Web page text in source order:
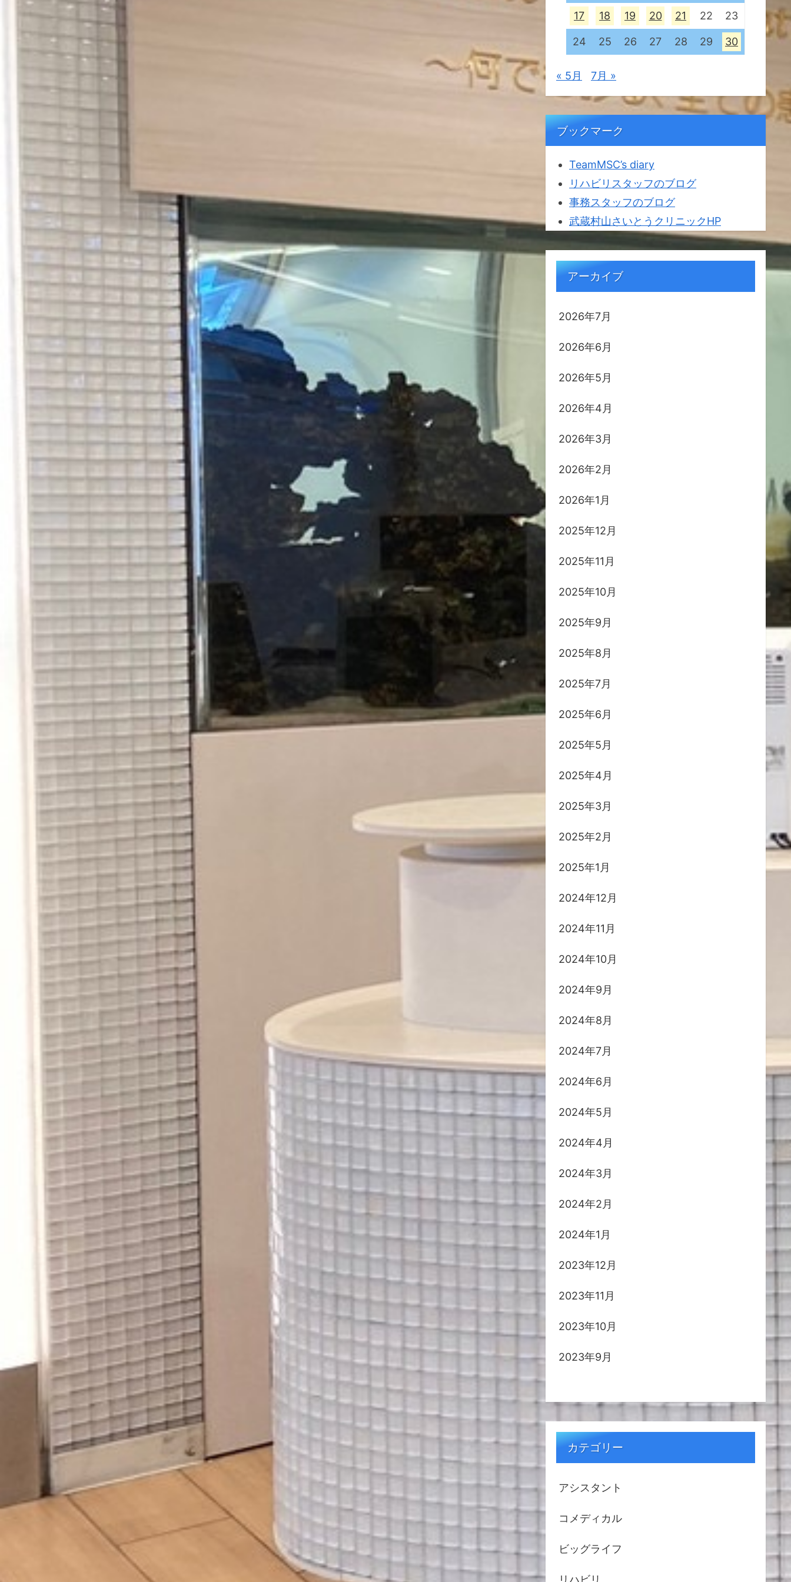
17 18 19 20 21 22 23
24 25 26 27 28 29 30
« 5月 7月 »
ブックマーク
TeamMSC’s diary
リハビリスタッフのブログ
事務スタッフのブログ
武蔵村山さいとうクリニックHP
アーカイブ
2026年7月
2026年6月
2026年5月
2026年4月
2026年3月
2026年2月
2026年1月
2025年12月
2025年11月
2025年10月
2025年9月
2025年8月
2025年7月
2025年6月
2025年5月
2025年4月
2025年3月
2025年2月
2025年1月
2024年12月
2024年11月
2024年10月
2024年9月
2024年8月
2024年7月
2024年6月
2024年5月
2024年4月
2024年3月
2024年2月
2024年1月
2023年12月
2023年11月
2023年10月
2023年9月
カテゴリー
アシスタント
コメディカル
ビッグライフ
リハビリ